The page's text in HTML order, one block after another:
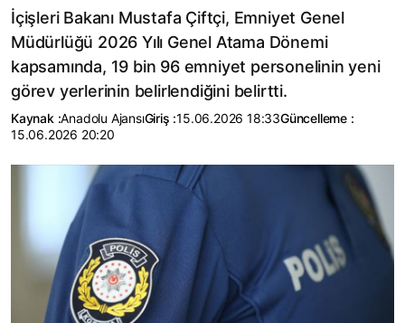
İçişleri Bakanı Mustafa Çiftçi, Emniyet Genel
Müdürlüğü 2026 Yılı Genel Atama Dönemi
kapsamında, 19 bin 96 emniyet personelinin yeni
görev yerlerinin belirlendiğini belirtti.
Kaynak :Anadolu AjansıGiriş :15.06.2026 18:33Güncelleme :
15.06.2026 20:20